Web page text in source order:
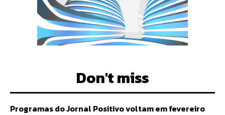
Don't miss
Programas do Jornal Positivo voltam em fevereiro